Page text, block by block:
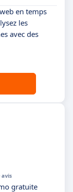
en temps
les
avec des
avis
gratuite